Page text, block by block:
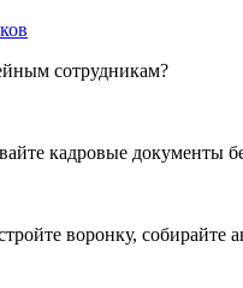
сотрудникам?
кадровые документы
воронку, собирайте